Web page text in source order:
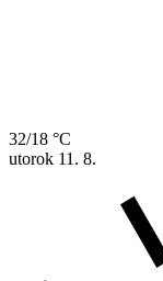
32/18 °C
utorok 11. 8.